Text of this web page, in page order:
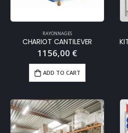
RAYONNAGES
CHARIOT CANTILEVER
1156,00 €
ADD TO CART